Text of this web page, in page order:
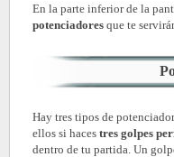
En la parte inferior de la
potenciadores que te
Hay tres tipos de
ellos si haces tres golpes
dentro de tu partida. Un